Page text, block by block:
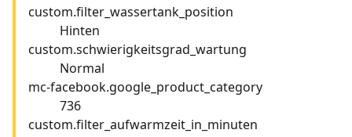
custom.filter_wassertank_position
Hinten
custom.schwierigkeitsgrad_wartung
Normal
mc-facebook.google_product_category
736
custom.filter_aufwarmzeit_in_minuten